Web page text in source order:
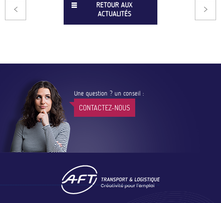
RETOUR AUX
ACTUALITÉS
Une question ? un conseil :
CONTACTEZ-NOUS